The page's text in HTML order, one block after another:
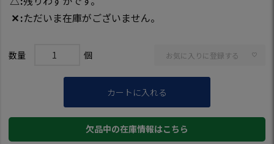
✕ ただいま在庫がございません。
お気に入りに登録する
カートに入れる
欠品中の在庫情報はこちら